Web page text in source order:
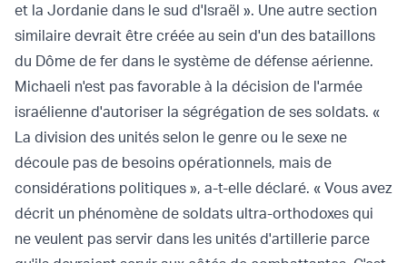
et la Jordanie dans le sud d'Israël ». Une autre section
similaire devrait être créée au sein d'un des bataillons
du Dôme de fer dans le système de défense aérienne.
Michaeli n'est pas favorable à la décision de l'armée
israélienne d'autoriser la ségrégation de ses soldats. «
La division des unités selon le genre ou le sexe ne
découle pas de besoins opérationnels, mais de
considérations politiques », a-t-elle déclaré. « Vous avez
décrit un phénomène de soldats ultra-orthodoxes qui
ne veulent pas servir dans les unités d'artillerie parce